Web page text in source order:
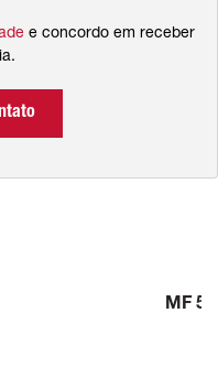
e concordo em receber
MF